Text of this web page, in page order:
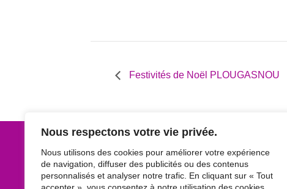
Nous respectons votre vie privée.
Nous utilisons des cookies pour améliorer votre expérience
de navigation, diffuser des publicités ou des contenus
personnalisés et analyser notre trafic. En cliquant sur « Tout
Festivités de Noël PLOUGASNOU